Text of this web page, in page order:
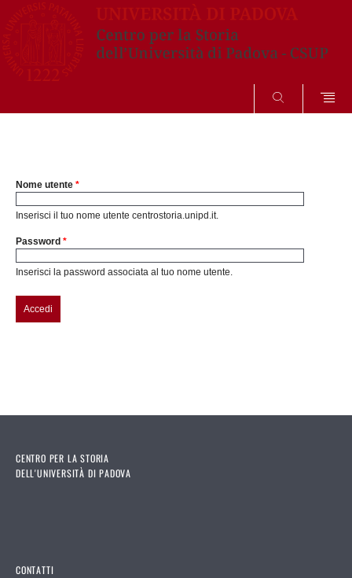
SEARCH
Nome utente *
Inserisci il tuo nome utente centrostoria.unipd.it.
Password *
Inserisci la password associata al tuo nome utente.
CENTRO PER LA STORIA
DELL'UNIVERSITÀ DI PADOVA
CONTATTI